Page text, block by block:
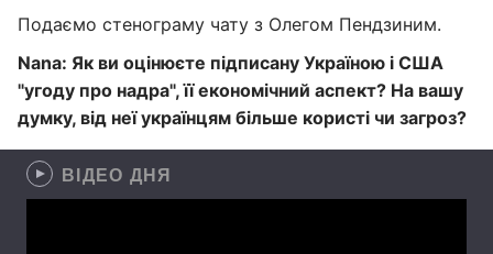
Подаємо стенограму чату з Олегом Пендзиним.
Nana: Як ви оцінюєте підписану Україною і США
"угоду про надра", її економічний аспект? На вашу
думку, від неї українцям більше користі чи загроз?
ВІДЕО ДНЯ